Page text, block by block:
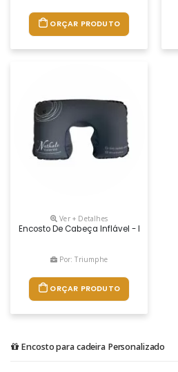
ORÇAR PRODUTO
Ver + Detalhes
Encosto De Cabeça Inflável -
Por: Triumphe
ORÇAR PRODUTO
Encosto para cadeira Personalizado